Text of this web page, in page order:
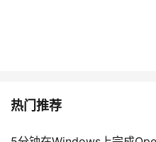
热门推荐